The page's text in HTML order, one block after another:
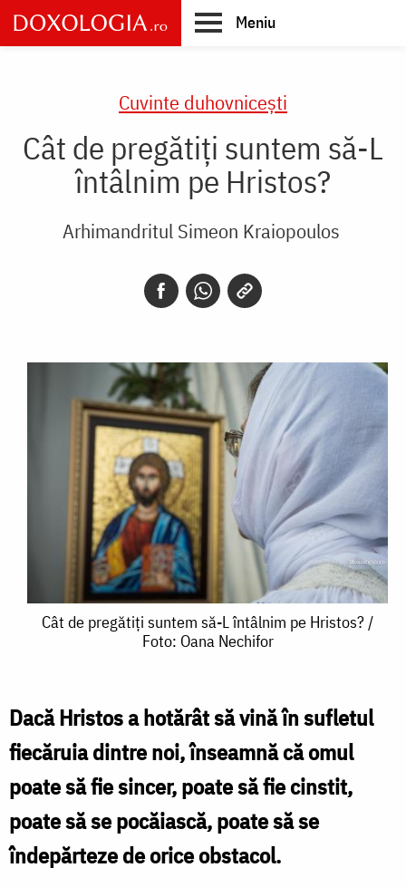
Skip
to
main
Meniu
Cuvinte duhovnicești
Cât de pregătiți suntem să-L
întâlnim pe Hristos?
Arhimandritul Simeon Kraiopoulos
Cât
suntem
să-
L
întâlnim
pe
Hristos?
Cât de pregătiți suntem să-L întâlnim pe Hristos? /
Foto: Oana Nechifor
Dacă Hristos a hotărât să vină în sufletul
fiecăruia dintre noi, înseamnă că omul
poate să fie sincer, poate să fie cinstit,
poate să se pocăiască, poate să se
îndepărteze de orice obstacol.